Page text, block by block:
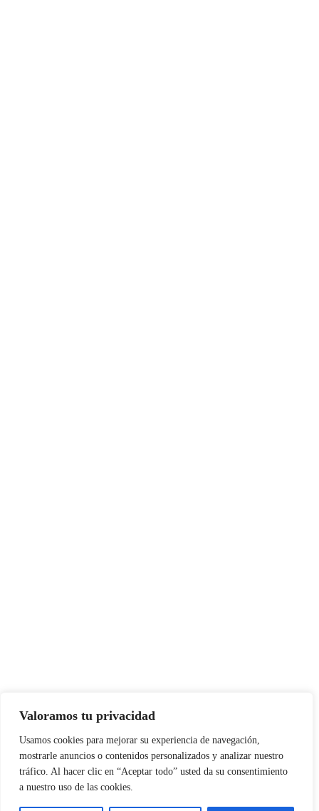
Valoramos tu privacidad
Usamos cookies para mejorar su experiencia de navegación,
mostrarle anuncios o contenidos personalizados y analizar nuestro
tráfico. Al hacer clic en “Aceptar todo” usted da su consentimiento
a nuestro uso de las cookies.